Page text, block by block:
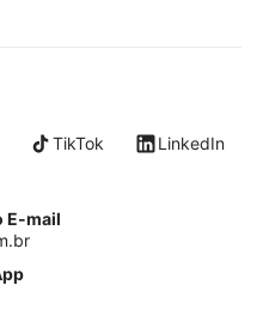
TikTok LinkedIn
E-mail